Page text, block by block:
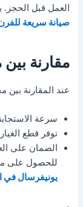
العمل قبل
صيانة سريعة
مقارنة
عند المقارنة
سرعة
توفر قطع
الضمان على
للحصول على
يونيفرسال في